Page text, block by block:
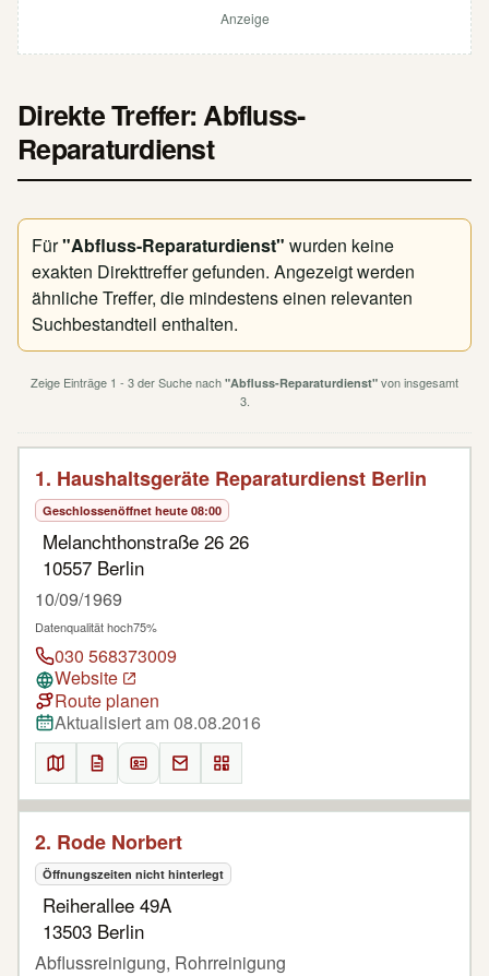
Anzeige
Direkte Treffer: Abfluss-
Reparaturdienst
Für"Abfluss-Reparaturdienst" wurden keine
exakten Direkttreffer gefunden. Angezeigt werden
ähnliche Treffer, die mindestens einen relevanten
Suchbestandteil enthalten.
Zeige Einträge 1 - 3 der Suche nach "Abfluss-Reparaturdienst" von insgesamt
3.
1. Haushaltsgeräte Reparaturdienst Berlin
Geschlossenöffnet heute 08:00
Melanchthonstraße 26 26
10557 Berlin
10/09/1969
Datenqualität hoch75%
030 568373009
Website
Route planen
Aktualisiert am 08.08.2016
2. Rode Norbert
Öffnungszeiten nicht hinterlegt
Reiherallee 49A
13503 Berlin
Abflussreinigung, Rohrreinigung